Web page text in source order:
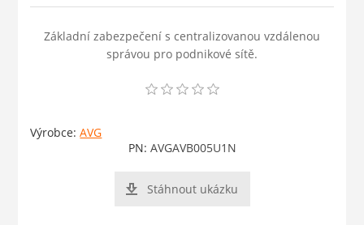
Základní zabezpečení s centralizovanou vzdálenou
správou pro podnikové sítě.
Výrobce: AVG
PN: AVGAVB005U1N
Stáhnout ukázku